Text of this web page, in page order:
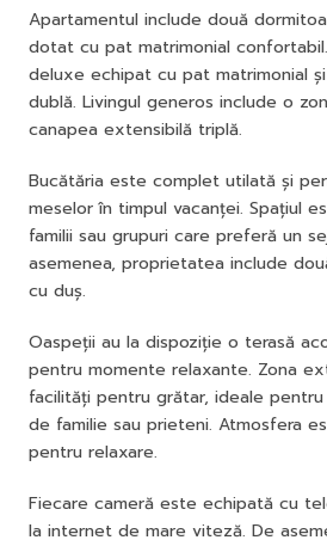
Apartamentul include două
dotat cu pat matrimonial
deluxe echipat cu pat matrimonial
dublă. Livingul generos include o
canapea extensibilă triplă.
Bucătăria este complet utilată și
meselor în timpul vacanței. Spațiul
familii sau grupuri care preferă un
asemenea, proprietatea include
cu duș.
Oaspeții au la dispoziție o terasă
pentru momente relaxante. Zona
facilități pentru grătar, ideale
de familie sau prieteni. Atmosfera
pentru relaxare.
Fiecare cameră este echipată cu
la internet de mare viteză. De